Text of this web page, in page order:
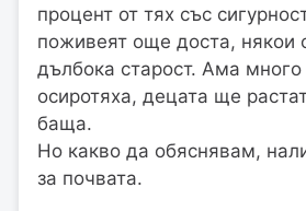
процент от тях със
поживеят още доста, някои
дълбока старост. Ама
осиротяха, децата ще
баща.
Но какво да обяснявам,
за почвата.